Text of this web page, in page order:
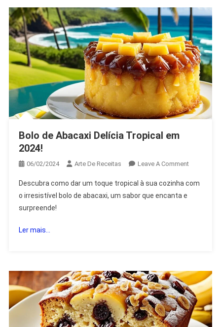
Bolo de Abacaxi Delícia Tropical em
2024!
06/02/2024 Arte De Receitas Leave A CommentOn
De
Descubra como dar um toque tropical à sua cozinha com
o irresistível bolo de abacaxi, um sabor que encanta e
surpreende!
Ler mais...